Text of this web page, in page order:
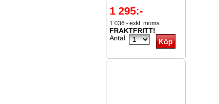
1 295:-
1 036:- exkl. moms
FRAKTFRITT!
Antal